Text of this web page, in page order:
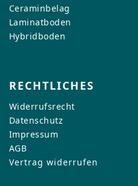
Ceraminbelag
Laminatboden
Hybridboden
RECHTLICHES
Widerrufsrecht
Datenschutz
Impressum
AGB
Vertrag widerrufen